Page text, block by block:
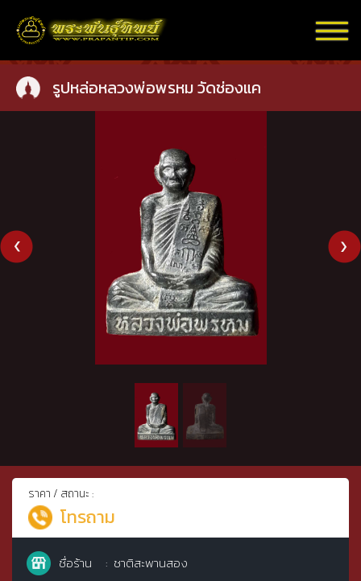
รูปหล่อหลวงพ่อพรหม วัดช่องแค
ราคา / สถานะ :
โทรถาม
ชื่อร้าน
ชาติสะพานสอง